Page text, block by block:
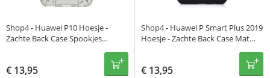
Shop4 - Huawei P10 Hoesje -
Zachte Back Case Spookjes
€ 13,95
Shop4 - Huawei P Smart Plus 2019
Hoesje - Zachte Back Case Mat
€ 13,95